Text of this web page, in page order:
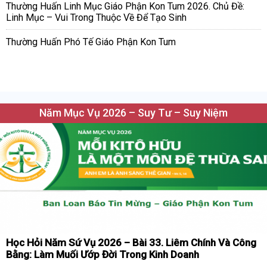
Thường Huấn Linh Mục Giáo Phận Kon Tum 2026. Chủ Đề:
Linh Mục – Vui Trong Thuộc Về Để Tạo Sinh
Thường Huấn Phó Tế Giáo Phận Kon Tum
Năm Mục Vụ 2026 – Suy Tư – Suy Niệm
Học Hỏi Năm Sứ Vụ 2026 – Bài 33. Liêm Chính Và Công
Bằng: Làm Muối Ướp Đời Trong Kinh Doanh